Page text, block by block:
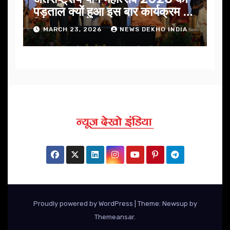
पड़ताल क्यों हुआ इस बार कार्यक्रम में
निखार
MARCH 23, 2026 NEWS DEKHO INDIA
Proudly powered by WordPress
Theme: Newsup by
Themeansar.